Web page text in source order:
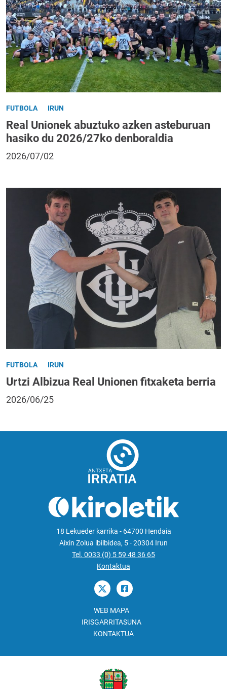
FUTBOLA IRUN
Real Unionek abuztuko azken asteburuan
hasiko du 2026/27ko denboraldia
2026/07/02
FUTBOLA IRUN
Urtzi Albizua Real Unionen fitxaketa berria
2026/06/25
18 Lekueder karrika - 64700 Hendaia
Aixin Zolua ibilbidea, 5 - 20304 Irun
Tel. 0033 (0) 5 59 48 36 65
Kontaktua
WEB MAPA
IRISGARRITASUNA
KONTAKTUA